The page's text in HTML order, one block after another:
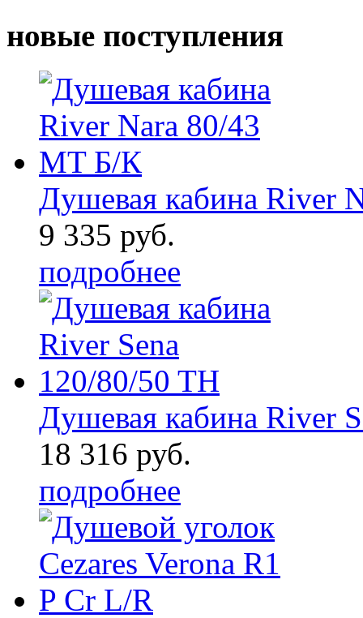
новые поступления
Душевая кабина River
9 335 руб.
подробнее
Душевая кабина River
18 316 руб.
подробнее